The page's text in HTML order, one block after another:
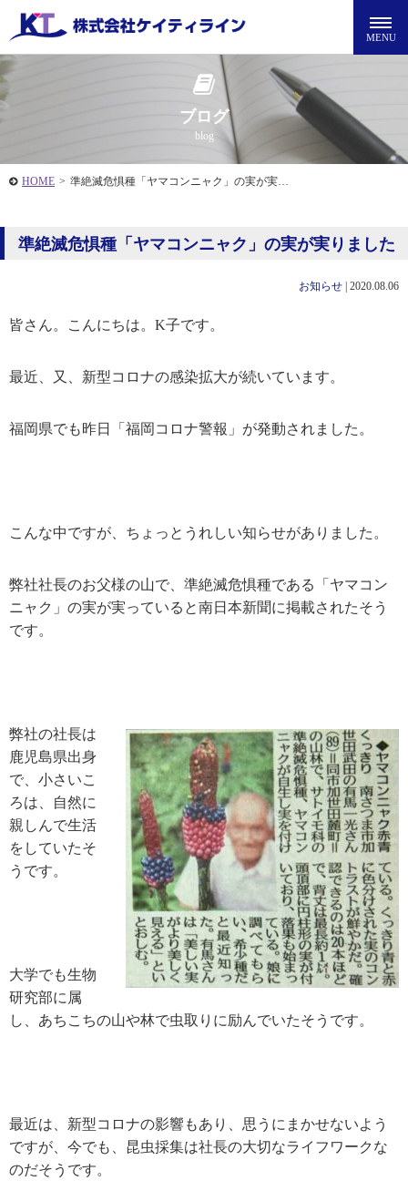
ブログ
blog
HOME > 準絶滅危惧種「ヤマコンニャク」の実が実…
準絶滅危惧種「ヤマコンニャク」の実が実りました
お知らせ 2020.08.06
皆さん。こんにちは。K子です。
最近、又、新型コロナの感染拡大が続いています。
福岡県でも昨日「福岡コロナ警報」が発動されました。
こんな中ですが、ちょっとうれしい知らせがありました。
弊社社長のお父様の山で、準絶滅危惧種である「ヤマコン
ニャク」の実が実っていると南日本新聞に掲載されたそう
です。
弊社の社長は
鹿児島県出身
で、小さいこ
ろは、自然に
親しんで生活
をしていたそ
うです。
大学でも生物
研究部に属
し、あちこちの山や林で虫取りに励んでいたそうです。
最近は、新型コロナの影響もあり、思うにまかせないよう
ですが、今でも、昆虫採集は社長の大切なライフワークな
のだそうです。